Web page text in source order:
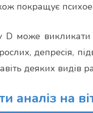
покращує
D може
депресія,
деяких видів
аналіз на